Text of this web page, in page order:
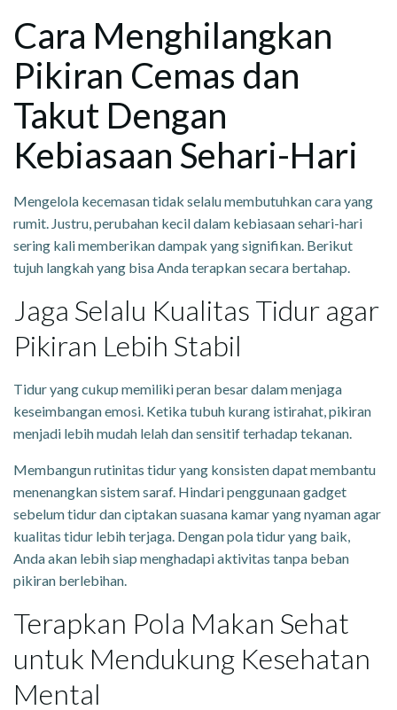
Cara Menghilangkan
Pikiran Cemas dan
Takut Dengan
Kebiasaan Sehari-Hari
Mengelola kecemasan tidak selalu membutuhkan cara yang
rumit. Justru, perubahan kecil dalam kebiasaan sehari-hari
sering kali memberikan dampak yang signifikan. Berikut
tujuh langkah yang bisa Anda terapkan secara bertahap.
Jaga Selalu Kualitas Tidur agar
Pikiran Lebih Stabil
Tidur yang cukup memiliki peran besar dalam menjaga
keseimbangan emosi. Ketika tubuh kurang istirahat, pikiran
menjadi lebih mudah lelah dan sensitif terhadap tekanan.
Membangun rutinitas tidur yang konsisten dapat membantu
menenangkan sistem saraf. Hindari penggunaan gadget
sebelum tidur dan ciptakan suasana kamar yang nyaman agar
kualitas tidur lebih terjaga. Dengan pola tidur yang baik,
Anda akan lebih siap menghadapi aktivitas tanpa beban
pikiran berlebihan.
Terapkan Pola Makan Sehat
untuk Mendukung Kesehatan
Mental